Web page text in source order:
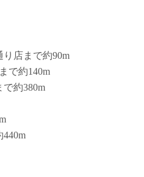
店まで約90m
で約140m
約380m